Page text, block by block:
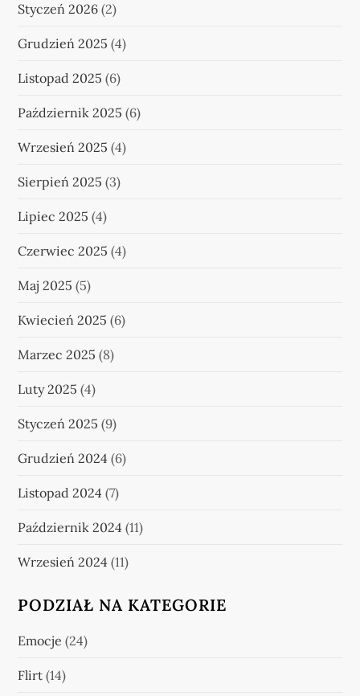
Styczeń 2026 (2)
Grudzień 2025 (4)
Listopad 2025 (6)
Październik 2025 (6)
Wrzesień 2025 (4)
Sierpień 2025 (3)
Lipiec 2025 (4)
Czerwiec 2025 (4)
Maj 2025 (5)
Kwiecień 2025 (6)
Marzec 2025 (8)
Luty 2025 (4)
Styczeń 2025 (9)
Grudzień 2024 (6)
Listopad 2024 (7)
Październik 2024 (11)
Wrzesień 2024 (11)
PODZIAŁ NA KATEGORIE
Emocje (24)
Flirt (14)